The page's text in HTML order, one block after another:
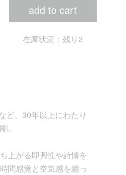
add to cart
在庫状況：残り2
ど、30年以上にわたり
。
上がる即興性や詩情を
間感覚と空気感を纏っ